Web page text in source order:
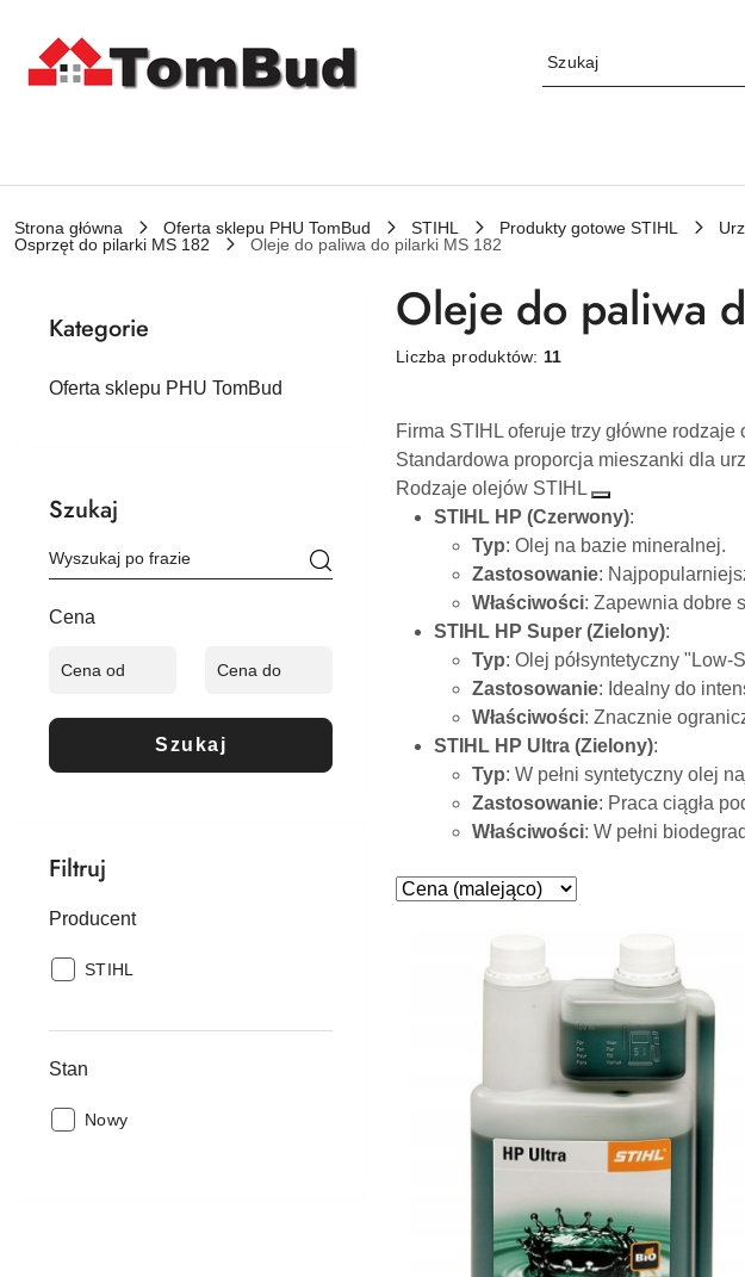
Strona główna Oferta sklepu PHU TomBud STIHL Produkty gotowe STIHL
Osprzęt do pilarki MS 182
Oleje do paliwa do pilarki MS 182
Kategorie
Oferta sklepu PHU TomBud
Szukaj
Cena
Szukaj
Filtruj
Producent
Producent:
STIHL
Stan
Stan:
Nowy
Oleje do paliwa
Liczba produktów: 11
Firma STIHL oferuje trzy główne
Standardowa proporcja mieszanki dla
Rodzaje olejów STIHL
STIHL HP (Czerwony):
Typ: Olej na bazie mineralnej.
Zastosowanie:
Właściwości: Zapewnia dobre
STIHL HP Super (Zielony):
Typ: Olej półsyntetyczny "Low-
Zastosowanie: Idealny do
Właściwości: Znacznie
STIHL HP Ultra (Zielony):
Typ: W pełni syntetyczny olej
Zastosowanie: Praca ciągła
Właściwości: W pełni
Zastosowano
(malejąco).
Sortuj